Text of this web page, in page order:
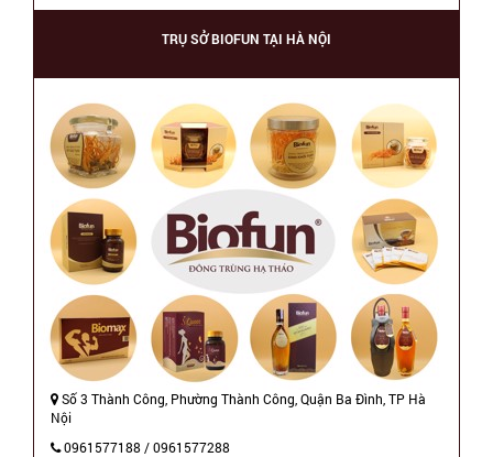
TRỤ SỞ BIOFUN TẠI HÀ NỘI
Số 3 Thành Công, Phường Thành Công, Quận Ba Đình, TP Hà
Nội
0961577188 / 0961577288